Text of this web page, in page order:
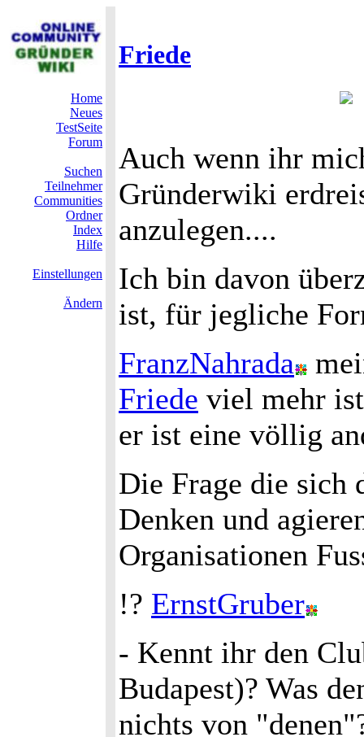
Friede
Home
Neues
TestSeite
Forum
Suchen
Teilnehmer
Communities
Ordner
Index
Hilfe
Einstellungen
Ändern
Auch wenn ihr
Gründerwiki
anzulegen....
Ich bin davon
ist, für jegliche
FranzNahrada
Friede viel mehr
er ist eine völlig
Die Frage die sich
Denken und
Organisationen
!? ErnstGruber
- Kennt ihr den
Budapest)? Was
nichts von